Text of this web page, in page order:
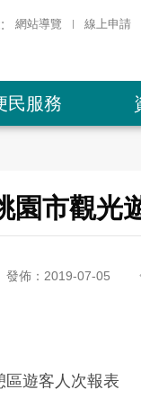
網站導覽 線上申請
民服務
園市觀光
發佈：2019-07-05
區遊客人次報表